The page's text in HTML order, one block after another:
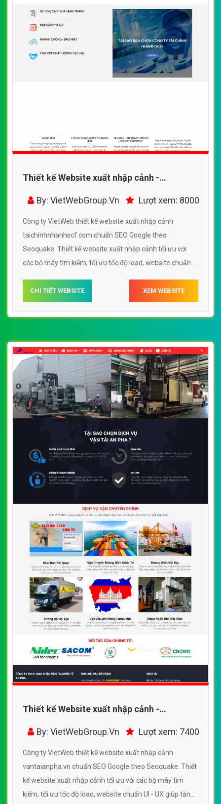
Thiết kế Website xuất nhập cảnh -
taichinhnhanhscf.com - VietWebGroup.Vn
By: VietWebGroup.Vn Lượt xem: 8000
Công ty VietWeb thiết kế website xuất nhập cảnh
taichinhnhanhscf.com chuẩn SEO Google theo
Seoquake. Thiết kế website xuất nhập cảnh tối ưu với
các bộ máy tìm kiếm, tối ưu tốc độ load, website chuẩn UI
nhập cảnh taichinhnhanhscf.com
CHI TIẾT WEBSITE XEM WEBSITE
Thiết kế Website xuất nhập cảnh -
vantaianpha.vn - VietWebGroup.Vn
By: VietWebGroup.Vn Lượt xem: 7400
Công ty VietWeb thiết kế website xuất nhập cảnh
vantaianpha.vn chuẩn SEO Google theo Seoquake. Thiết
kế website xuất nhập cảnh tối ưu với các bộ máy tìm
kiếm, tối ưu tốc độ load, website chuẩn UI - UX giúp tăng